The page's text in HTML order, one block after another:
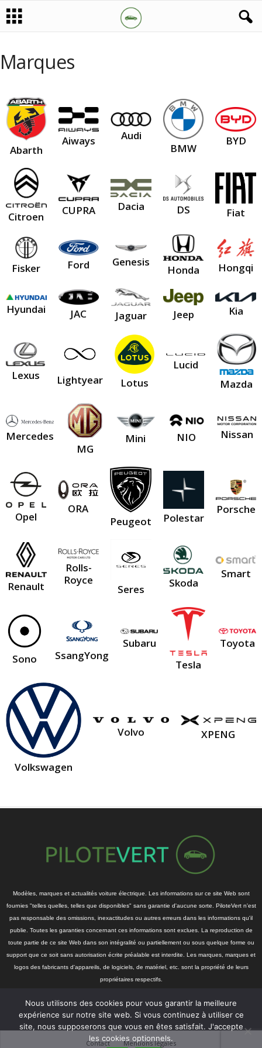
Marques
Abarth
Aiways
Audi
BMW
BYD
Citroen CUPRA Dacia DS Fiat
Fisker Ford Genesis
Honda Hongqi
Hyundai JAC Jaguar Jeep Kia
Lexus Lightyear Lotus
Lucid
Mazda
Mercedes
MG
Mini NIO Nissan
Opel
ORA
Peugeot
Polestar
Porsche
Renault
Rolls-
Royce
Seres Skoda
Smart
Sono SsangYong
Subaru
Tesla
Toyota
Volkswagen
Volvo XPENG
Modèles, marques et actualités voiture électrique. Les informations sur ce site Web sont
fournies "telles quelles, telles que disponibles" sans garantie d'aucune sorte. PiloteVert n'est
pas responsable des omissions, inexactitudes ou autres erreurs dans les informations qu'il
publie. Toutes les garanties concernant ces informations sont exclues. La reproduction de
toute partie de ce site Web dans son intégralité ou partiellement ou sous quelque forme ou
support que ce soit sans autorisation écrite préalable est interdite. Les marques, marques et
logos des fabricants d'appareils, de logiciels, de matériel, etc. sont la propriété de leurs
propriétaires respectifs.
Contact Mentions légales
Nous utilisons des cookies pour vous garantir la meilleure
expérience sur notre site web. Si vous continuez à utiliser ce
site, nous supposerons que vous en êtes satisfait. J'accepte
les cookies optionnels.